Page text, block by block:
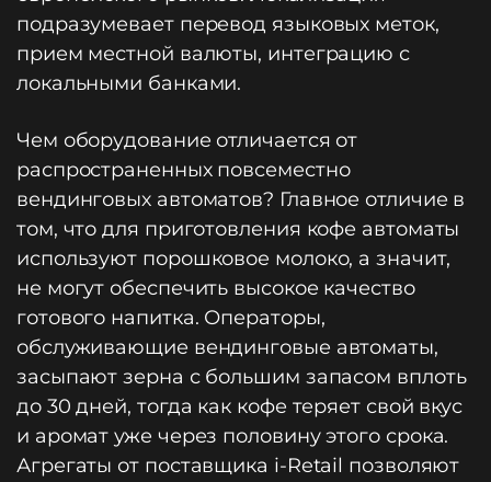
подразумевает перевод языковых меток,
прием местной валюты, интеграцию с
локальными банками.
Чем оборудование отличается от
распространенных повсеместно
вендинговых автоматов? Главное отличие в
том, что для приготовления кофе автоматы
используют порошковое молоко, а значит,
не могут обеспечить высокое качество
готового напитка. Операторы,
обслуживающие вендинговые автоматы,
засыпают зерна с большим запасом вплоть
до 30 дней, тогда как кофе теряет свой вкус
и аромат уже через половину этого срока.
Агрегаты от поставщика i-Retail позволяют